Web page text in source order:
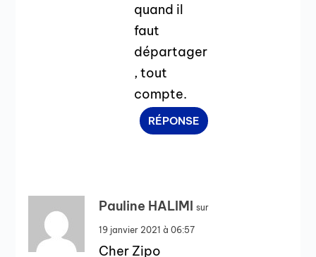
quand il
faut
départager
, tout
compte.
RÉPONSE
Pauline HALIMI sur
19 janvier 2021 à 06:57
Cher Zipo